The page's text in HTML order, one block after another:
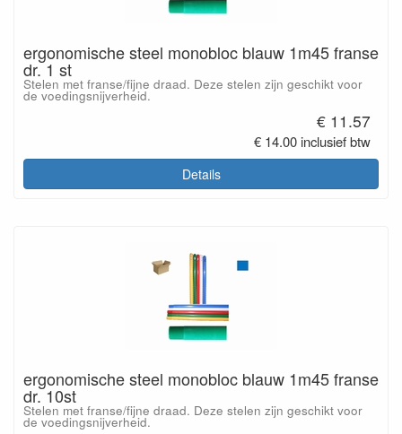
ergonomische steel monobloc blauw 1m45 franse
dr. 1 st
Stelen met franse/fijne draad. Deze stelen zijn geschikt voor
de voedingsnijverheid.
€ 11.57
€ 14.00 inclusief btw
Details
ergonomische steel monobloc blauw 1m45 franse
dr. 10st
Stelen met franse/fijne draad. Deze stelen zijn geschikt voor
de voedingsnijverheid.